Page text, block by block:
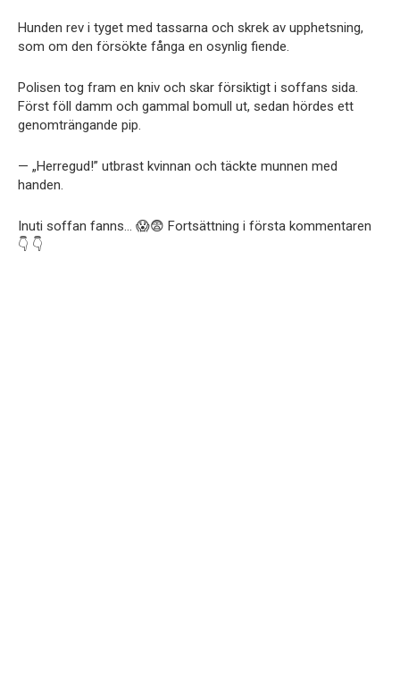
Hunden rev i tyget med tassarna och skrek av upphetsning,
som om den försökte fånga en osynlig fiende.
Polisen tog fram en kniv och skar försiktigt i soffans sida.
Först föll damm och gammal bomull ut, sedan hördes ett
genomträngande pip.
— „Herregud!” utbrast kvinnan och täckte munnen med
handen.
Inuti soffan fanns… 😱😨 Fortsättning i första kommentaren
👇 👇